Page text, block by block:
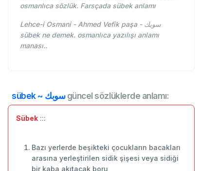
osmanlıca sözlük. Farsçada sübek anlamı
Lehce-i Osmani - Ahmed Vefik paşa - سوبك
sübek ne demek. osmanlıca yazılışı anlamı
manası..
sübek ~ سوبكgüncel sözlüklerde anlamı:
Sübek :::
Bazı yerlerde beşikteki çocukların bacakları
arasına yerleştirilen sidik şişesi veya sidiği
bir kaba akıtacak boru